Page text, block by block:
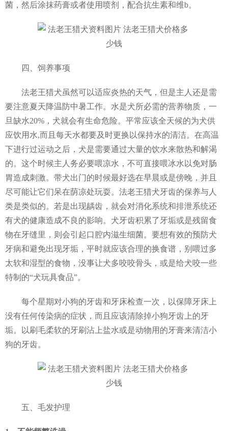
菌，然后涂抹药膏或者使用喷剂，配合抗生素和维b。
四、饲养事项
法老王猎犬虽然可以适应炎热的天气，但是主人还是需
要注意夏天降温防中暑工作。水是犬所必需的营养物质，一
旦缺水20%，犬就会有生命危险。平常应该全天候的为犬供
应饮用水,而且每天水都要及时更换以保持水的清洁。在高温
下进行过运动之后，犬是需要通过大量的饮水来散热和解渴
的。这个时候主人务必要喂凉水，不可直接喂冰水以免对肠
胃造成刺激。带犬出门的时候最好选在早晨或是傍晚，并且
尽可能让它们呆在荫凉处玩耍。法老王猎犬牙齿的保养与人
类是类似的。若是出现龋齿，就会对消化系统和排泄系统还
有犬的健康造成不良的影响。犬牙齿积累了牙垢或是残留食
物在牙缝里，则会引起口腔内滋生细菌。要想有效的预防犬
牙病和避免出现牙垢，平时就应该合理的换食谱，别喂过多
太软和湿型的食物，没事让犬多咬咬骨头，或是给犬咬一些
特制的“犬玩具食品”。
每个星期对小狗的牙齿和牙床检查一次，以保障牙床上
没有任何传染病的症状，而且应该清除掉小狗牙齿上的牙
垢。以刷毛柔软的牙刷沾上盐水或是动物用的牙膏来清洁小
狗的牙齿。
五、毛发护理